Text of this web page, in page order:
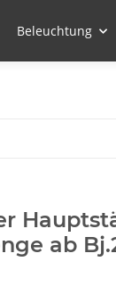
Beleuchtung
ab